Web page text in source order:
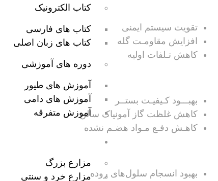
کتاب الکترونیک
کتاب های فارسی
کتاب های زبان اصلی
دوره های آموزشی
آموزش های طیور
آموزش های دامی
آموزش متفرقه
مزارع بزرگ
مزارع خرد و سنتی
تقویت سیستم ایمنی
افزایش مقاومـت گله
کاهش تـلفات اولیه
بهبـــود کـیفیـت بستــر
کاهش غلظت گاز آمونیاک سالن
کاهـش دفـع مـواد هضـم نشده
بهبود انسجام سلول‌های روده